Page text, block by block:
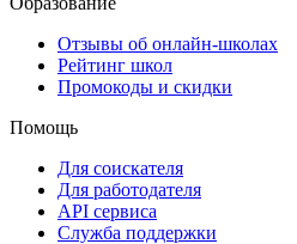
Отзывы об онлайн-школах
Рейтинг школ
Промокоды и скидки
Помощь
Для соискателя
Для работодателя
API сервиса
Служба поддержки